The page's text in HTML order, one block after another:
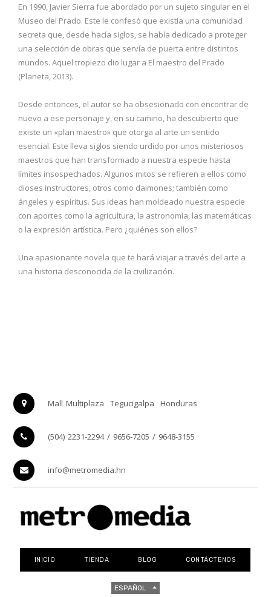
En 1990, Javier Sierra fue abordado por un sujeto singular en el
Museo del Prado. Este le confesó que existía una comunidad
secreta que, desde hacía siglos, se había dedicado a proteger
una selección de obras que servía de puerta entre distintos
mundos. Aquel tropiezo dio lugar a El maestro del Prado
(Planeta, 2013).
Desde entonces, el autor se ha obsesionado con encontrar de
nuevo a ese personaje y, en su camino, ha descubierto que
existe un «plan maestro» que otorga al arte un sentido
esencial. Este lleva siglos siendo urdido por unos misteriosos
maestros que han transformado a nuestra especie hasta
límites insospechados. Algunos mitos se refieren a ellos como
dioses instructores, otros como daimones; también como
ángeles y espíritus. Sus ideas han moldeado nuestra especie
con aportes como la agricultura, la astronomía, las matemáticas
o la expresión artística. Pero ¿quiénes son ellos?
Una apasionante novela que te hará viajar a través del arte a
una historia desconocida de la civilización.
Mall Multiplaza Tegucigalpa Honduras
(504) 2231-2294 / 9656-7205 / 9648-3155
info@metromedia.hn
INICIO TIENDA BLOG CONTÁCTENOS
ESPAÑOL